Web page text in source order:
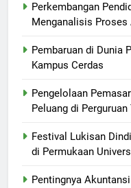
Perkembangan
Menganalisis
Pembaruan di Dunia
Kampus Cerdas
Pengelolaan
Peluang di Perguruan
Festival Lukisan
di Permukaan
Pentingnya